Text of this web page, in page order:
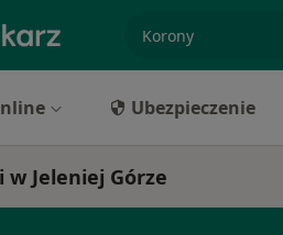
Ubezpieczenie
w Jeleniej Górze